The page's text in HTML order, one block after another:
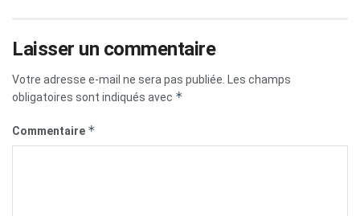
Laisser un commentaire
Votre adresse e-mail ne sera pas publiée. Les champs
obligatoires sont indiqués avec *
Commentaire *